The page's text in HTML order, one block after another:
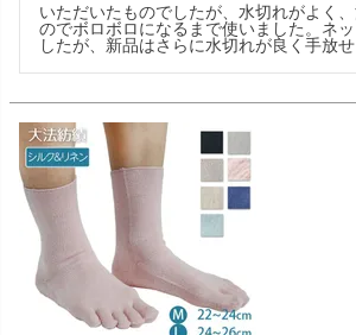
いただいたものでしたが、水切れがよく
のでボロボロになるまで使いました。ネ
したが、新品はさらに水切れが良く手放せ